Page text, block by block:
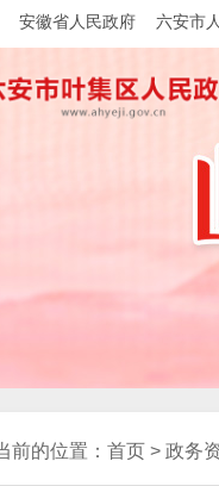
安徽省人民政府 六安市
前的位置： 首页 > 政务